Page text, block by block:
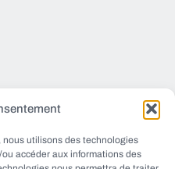
nous utilisons des technologies
accéder aux informations des
Qui sommes nous ?